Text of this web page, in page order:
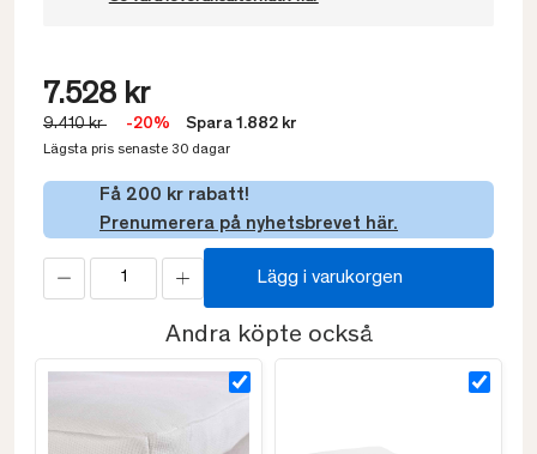
7.528 kr
9.410 kr -20% Spara 1.882 kr
Lägsta pris senaste 30 dagar
Få 200 kr rabatt!
Prenumerera på nyhetsbrevet här.
Lägg i varukorgen
Andra köpte också